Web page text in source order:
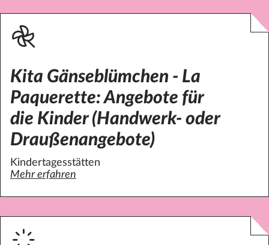
Kita Gänseblümchen - La
Paquerette: Angebote für
die Kinder (Handwerk- oder
Draußenangebote)
Kindertagesstätten
Mehr erfahren
über Kita Gänseblümchen - La Paquerette: Angebote